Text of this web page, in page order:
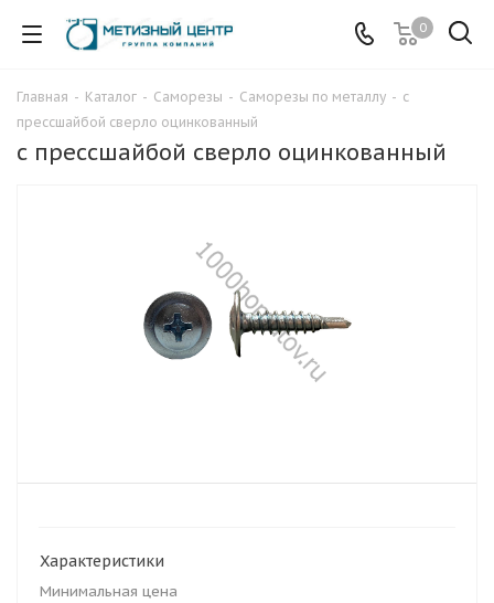
0
Главная - Каталог - Саморезы - Саморезы по металлу - с
прессшайбой сверло оцинкованный
с прессшайбой сверло оцинкованный
Характеристики
Минимальная цена